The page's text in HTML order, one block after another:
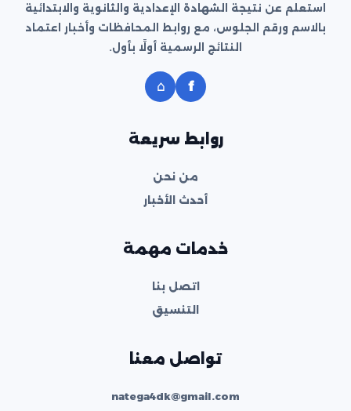
استعلم عن نتيجة الشهادة الإعدادية والثانوية والابتدائية
بالاسم ورقم الجلوس، مع روابط المحافظات وأخبار اعتماد
النتائج الرسمية أولًا بأول.
f
⌂
روابط سريعة
من نحن
أحدث الأخبار
خدمات مهمة
اتصل بنا
التنسيق
تواصل معنا
natega4dk@gmail.com